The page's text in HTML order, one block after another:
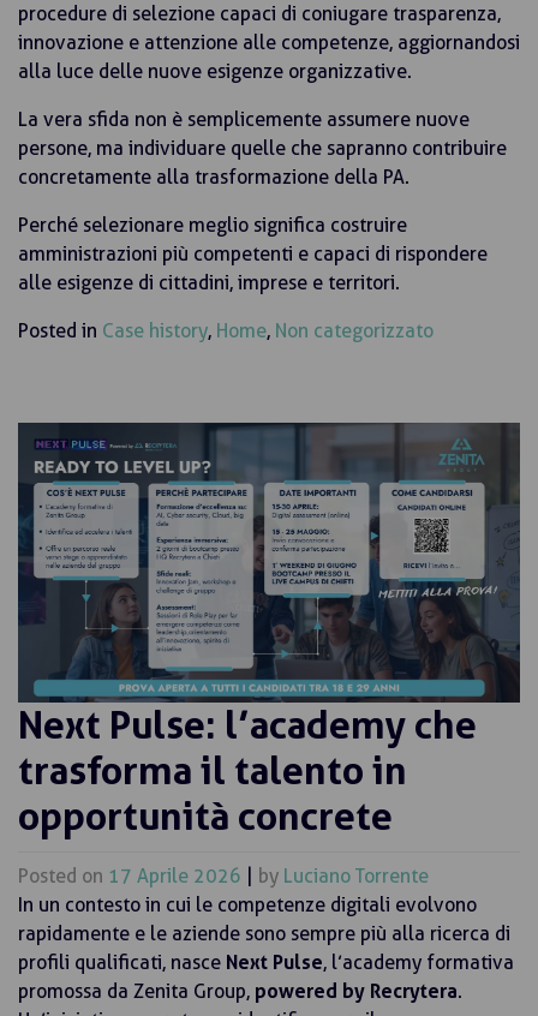
procedure di selezione capaci di coniugare trasparenza,
innovazione e attenzione alle competenze, aggiornandosi
alla luce delle nuove esigenze organizzative.
La vera sfida non è semplicemente assumere nuove
persone, ma individuare quelle che sapranno contribuire
concretamente alla trasformazione della PA.
Perché selezionare meglio significa costruire
amministrazioni più competenti e capaci di rispondere
alle esigenze di cittadini, imprese e territori.
Posted in Case history, Home, Non categorizzato
Next Pulse: l’academy che
trasforma il talento in
opportunità concrete
Posted on 17 Aprile 2026 by Luciano Torrente
In un contesto in cui le competenze digitali evolvono
rapidamente e le aziende sono sempre più alla ricerca di
profili qualificati, nasce Next Pulse, l’academy formativa
promossa da Zenita Group, powered by Recrytera.